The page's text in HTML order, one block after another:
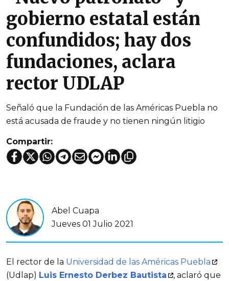
gobierno estatal están
confundidos; hay dos
fundaciones, aclara
rector UDLAP
Señaló que la Fundación de las Américas Puebla no
está acusada de fraude y no tienen ningún litigio
Compartir:
Abel Cuapa
Jueves 01 Julio 2021
El rector de la Universidad de las Américas Puebla
(Udlap) Luis Ernesto Derbez Bautista
, aclaró que